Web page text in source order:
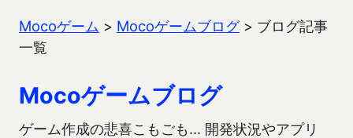
Mocoゲーム > Mocoゲームブログ> ブログ記事
一覧
Mocoゲームブログ
ゲーム作成の悲喜こもごも… 開発状況やアプリ